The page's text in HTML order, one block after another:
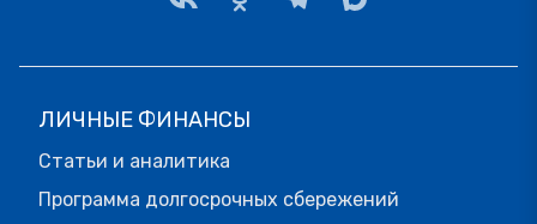
ЛИЧНЫЕ ФИНАНСЫ
Статьи и аналитика
Программа долгосрочных сбережений